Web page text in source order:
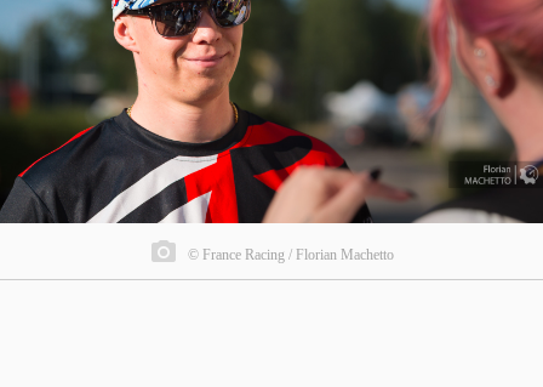
© France Racing / Florian Machetto